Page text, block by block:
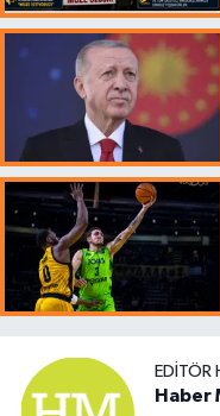
EDITÖR
Haber